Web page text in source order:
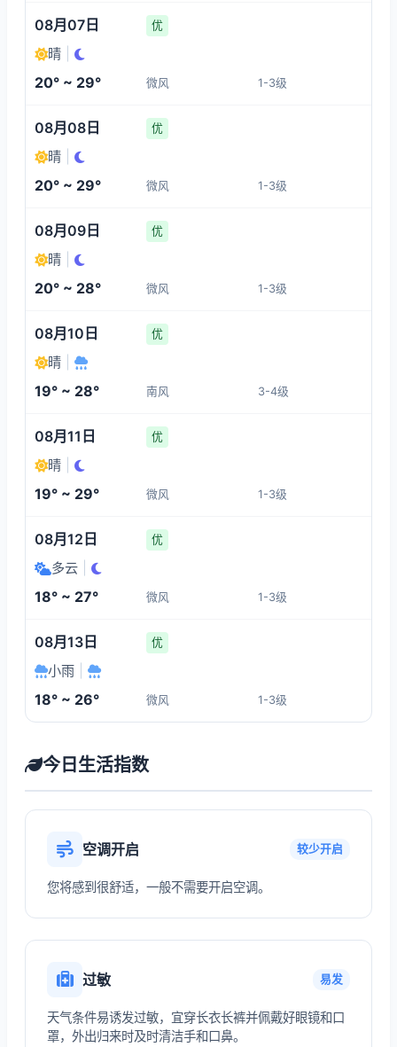
27°
1-3
23°
1-3 1-3
15:00
29°
16:00
1-3
08月07日 优
晴
20° ~ 29° 微风 1-3级
08月08日 优
晴
20° ~ 29° 微风 1-3级
08月09日 优
晴
20° ~ 28° 微风 1-3级
08月10日 优
晴
19° ~ 28° 南风 3-4级
08月11日 优
晴
19° ~ 29° 微风 1-3级
08月12日 优
多云
18° ~ 27° 微风 1-3级
08月13日 优
小雨
18° ~ 26° 微风 1-3级
今日生活指数
空调开启 较少开启
您将感到很舒适，一般不需要开启空调。
过敏 易发
天气条件易诱发过敏，宜穿长衣长裤并佩戴好眼镜和口
罩，外出归来时及时清洁手和口鼻。